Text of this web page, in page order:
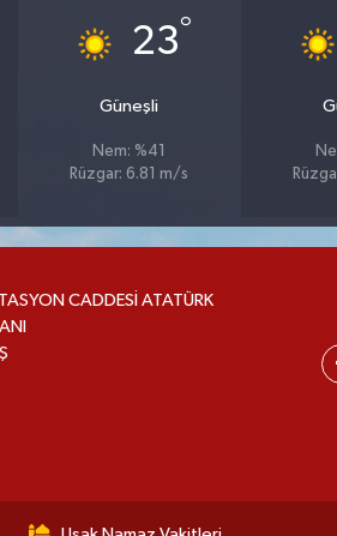
23°
Güneşli
Nem: %41
Rüzgar: 6.81 m/s
CADDESİ ATATÜRK